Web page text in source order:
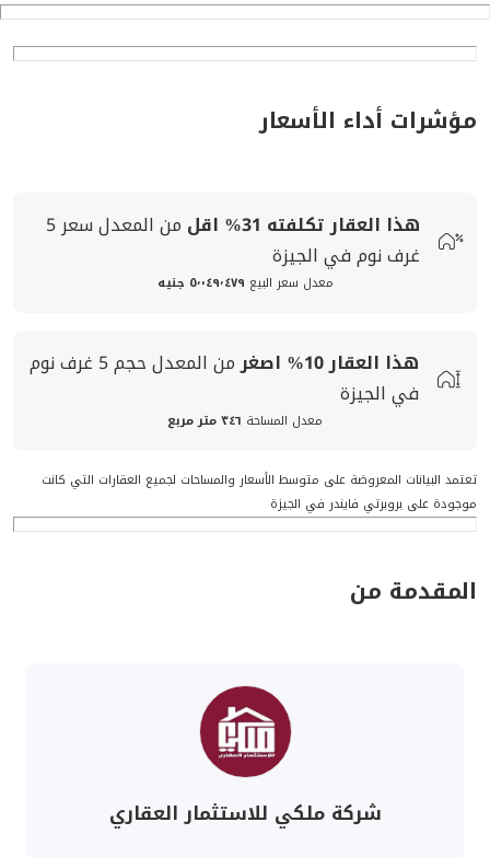
مؤشرات أداء الأسعار
هذا العقار تكلفته 31% اقل من المعدلسعر5
غرف نوم في الجيزة
معدل سعر البيع ٥٬٠٤٩٬٤٧٩ جنيه
هذا العقار10% اصغرمن المعدلحجم
5 غرف نوم
في الجيزة
معدل المساحة ٣٤٦ متر مربع
تعتمد البيانات المعروضة على متوسط الأسعار والمساحات لجميع العقارات التي كانت
موجودة على بروبرتي فايندر في الجيزة
المقدمة من
شركة ملكي للاستثمار العقاري